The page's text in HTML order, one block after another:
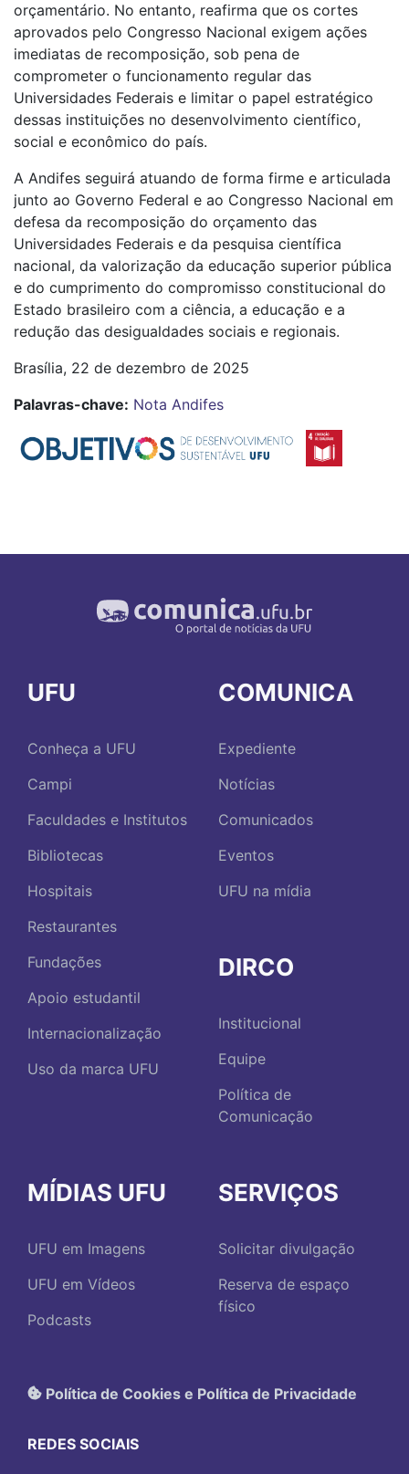
orçamentário. No entanto, reafirma que os cortes
aprovados pelo Congresso Nacional exigem ações
imediatas de recomposição, sob pena de
comprometer o funcionamento regular das
Universidades Federais e limitar o papel estratégico
dessas instituições no desenvolvimento científico,
social e econômico do país.
A Andifes seguirá atuando de forma firme e articulada
junto ao Governo Federal e ao Congresso Nacional em
defesa da recomposição do orçamento das
Universidades Federais e da pesquisa científica
nacional, da valorização da educação superior pública
e do cumprimento do compromisso constitucional do
Estado brasileiro com a ciência, a educação e a
redução das desigualdades sociais e regionais.
Brasília, 22 de dezembro de 2025
Palavras-chave: Nota Andifes
UFU
Conheça a UFU
Campi
Faculdades e Institutos
Bibliotecas
Hospitais
Restaurantes
Fundações
Apoio estudantil
Internacionalização
Uso da marca UFU
COMUNICA
Expediente
Notícias
Comunicados
Eventos
UFU na mídia
DIRCO
Institucional
Equipe
Política de
Comunicação
MÍDIAS UFU
UFU em Imagens
UFU em Vídeos
Podcasts
SERVIÇOS
Solicitar divulgação
Reserva de espaço
físico
Política de Cookies e Política de Privacidade
REDES SOCIAIS